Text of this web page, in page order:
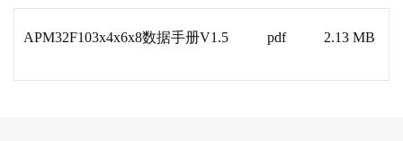
APM32F103x4x6x8数据手册V1.5 pdf 2.13 MB